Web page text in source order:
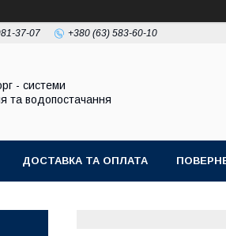
37-07 +380 (63) 583-60-10
- системи
та водопостачання
ДОСТАВКА ТА ОПЛАТА